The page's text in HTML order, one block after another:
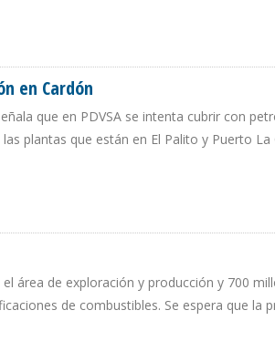
en Cardón
que en PDVSA se intenta cubrir con
plantas que están en El Palito y Puerto La
área de exploración y producción y 700
de combustibles. Se espera que la